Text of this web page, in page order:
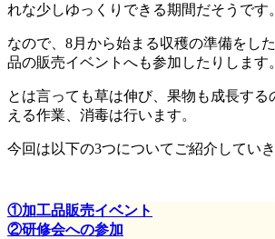
れな少しゆっくりできる期間だそうです。
なので、8月から始まる収穫の準備をし
品の販売イベントへも参加したりします。
とは言っても草は伸び、果物も成長する
える作業、消毒は行います。
今回は以下の3つについてご紹介していき
①加工品販売イベント
②研修会への参加